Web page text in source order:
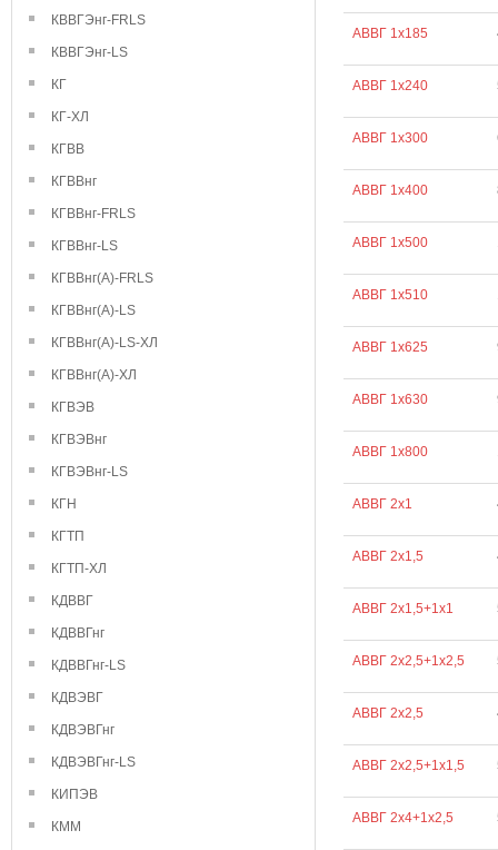
КВВГЭнг-FRLS
КВВГЭнг-LS
КГ
КГ-ХЛ
КГВВ
КГВВнг
КГВВнг-FRLS
КГВВнг-LS
КГВВнг(А)-FRLS
КГВВнг(А)-LS
КГВВнг(А)-LS-ХЛ
КГВВнг(А)-ХЛ
КГВЭВ
КГВЭВнг
КГВЭВнг-LS
КГН
КГТП
КГТП-ХЛ
КДВВГ
КДВВГнг
КДВВГнг-LS
КДВЭВГ
КДВЭВГнг
КДВЭВГнг-LS
КИПЭВ
КММ
АВВГ 1х185
АВВГ 1х240
АВВГ 1х300
АВВГ 1х400
АВВГ 1х500
АВВГ 1х510
АВВГ 1х625
АВВГ 1х630
АВВГ 1х800
АВВГ 2х1
АВВГ 2х1,5
АВВГ 2х1,5+1х1
АВВГ 2х2,5+1х2,5
АВВГ 2х2,5
АВВГ 2х2,5+1х1,5
АВВГ 2х4+1х2,5